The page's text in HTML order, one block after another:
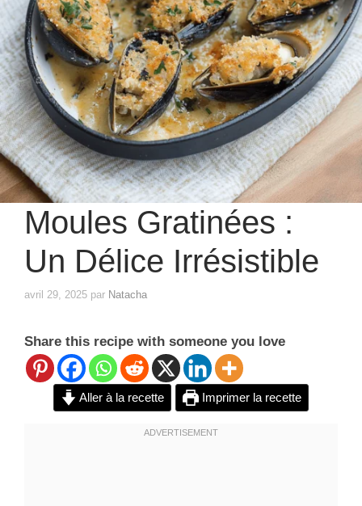
Moules Gratinées :
Un Délice Irrésistible
avril 29, 2025 par Natacha
Share this recipe with someone you love
Aller à la recette Imprimer la recette